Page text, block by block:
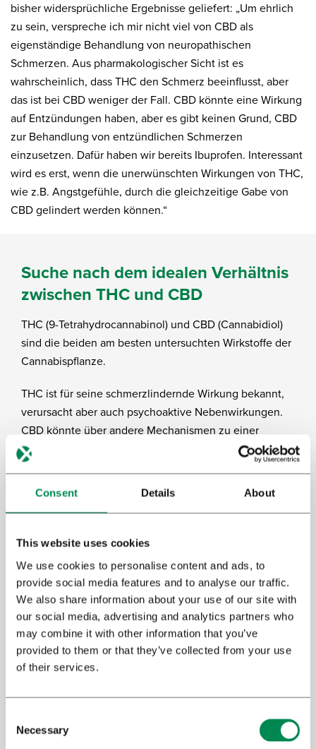
Consent Details About
This website uses cookies
We use cookies to personalise content and ads, to
provide social media features and to analyse our traffic.
We also share information about your use of our site with
our social media, advertising and analytics partners who
may combine it with other information that you’ve
provided to them or that they’ve collected from your use
of their services.
Necessary
bisher widersprüchliche Ergebnisse geliefert: „Um ehrlich
zu sein, verspreche ich mir nicht viel von CBD als
eigenständige Behandlung von neuropathischen
Schmerzen. Aus pharmakologischer Sicht ist es
wahrscheinlich, dass THC den Schmerz beeinflusst, aber
das ist bei CBD weniger der Fall. CBD könnte eine Wirkung
auf Entzündungen haben, aber es gibt keinen Grund, CBD
zur Behandlung von entzündlichen Schmerzen
einzusetzen. Dafür haben wir bereits Ibuprofen. Interessant
wird es erst, wenn die unerwünschten Wirkungen von THC,
wie z.B. Angstgefühle, durch die gleichzeitige Gabe von
CBD gelindert werden können.“
Suche nach dem idealen Verhältnis
zwischen THC und CBD
THC (9-Tetrahydrocannabinol) und CBD (Cannabidiol)
sind die beiden am besten untersuchten Wirkstoffe der
Cannabispflanze.
THC ist für seine schmerzlindernde Wirkung bekannt,
verursacht aber auch psychoaktive Nebenwirkungen.
CBD könnte über andere Mechanismen zu einer
schmerzlindernden Wirkung führen.
Effekte von THC beeinflussen kann, indem es die
Bindung von THC an den CB1-Rezeptor moduliert. Es
ist jedoch noch unklar, wie das ideale Verhältnis von
modulierenden Effekte von CBD zu nutzen und
gleichzeitig die positiven Effekte von THC auf
Schmerzen zu erhalten.
Darüber hinaus ist immer noch unklar, ob die
analgetischen Effekte, die einige Patienten infolge der
Wirkung von CBD zurückzuführen sind, oder einfach
darauf, dass CBD den Metabolismus von gleichzeitig
eingenommenen Schmerzmitteln verhindert. Letzteres